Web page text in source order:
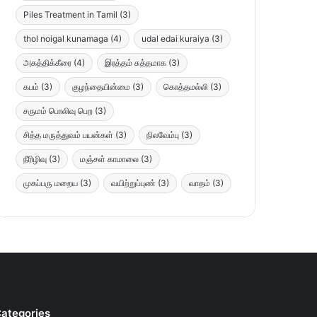
Piles Treatment in Tamil (3)
thol noigal kunamaga (4) udal edai kuraiya (3)
அகத்திக்கீரை (4) இரத்தம் சுத்தமாக (3)
கபம் (3) குழந்தையின்மை (3) கொத்தமல்லி (3)
சருமம் பொலிவு பெற (3)
சித்த மருத்துவம் பயன்கள் (3) நிலவேம்பு (3)
நீரிழிவு (3) மஞ்சள் காமாலை (3)
முகப்பரு மறைய (3) வயிற்றுப்புண் (3) வாதம் (3)